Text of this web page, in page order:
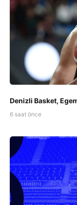
Denizli Basket,
6 saat önce